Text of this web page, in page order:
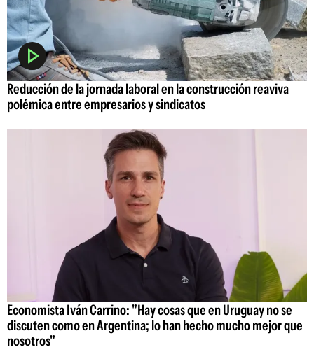
Reducción de la jornada laboral en la construcción reaviva
polémica entre empresarios y sindicatos
Economista Iván Carrino: "Hay cosas que en Uruguay no se
discuten como en Argentina; lo han hecho mucho mejor que
nosotros"